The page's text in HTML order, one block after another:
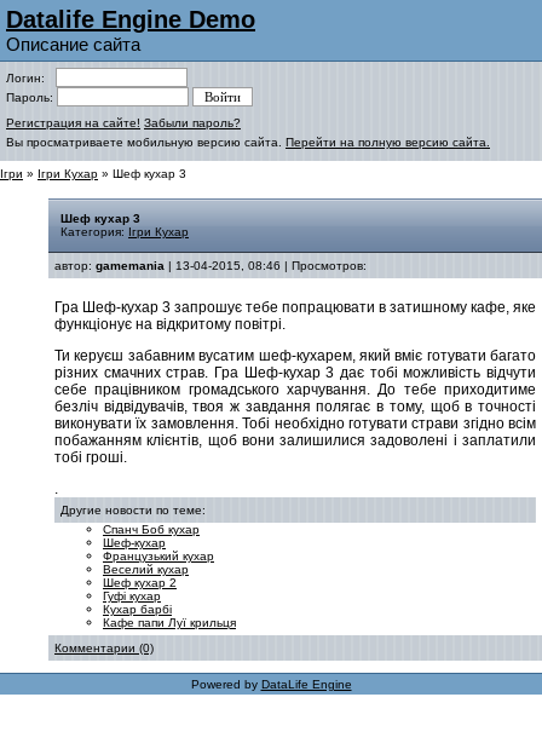
Datalife Engine Demo
Описание сайта
Логин:
Пароль:
Регистрация на сайте! Забыли пароль?
Вы просматриваете мобильную версию сайта. Перейти на полную версию сайта.
Ігри » Ігри Кухар » Шеф кухар 3
Шеф кухар 3
Категория: Ігри Кухар
автор: gamemania | 13-04-2015, 08:46 | Просмотров:
Гра Шеф-кухар 3 запрошує тебе попрацювати в затишному кафе, яке
функціонує на відкритому повітрі.
Ти керуєш забавним вусатим шеф-кухарем, який вміє готувати багато
різних смачних страв. Гра Шеф-кухар 3 дає тобі можливість відчути
себе працівником громадського харчування. До тебе приходитиме
безліч відвідувачів, твоя ж завдання полягає в тому, щоб в точності
виконувати їх замовлення. Тобі необхідно готувати страви згідно всім
побажанням клієнтів, щоб вони залишилися задоволені і заплатили
тобі гроші.
.
Другие новости по теме:
Спанч Боб кухар
Шеф-кухар
Французький кухар
Веселий кухар
Шеф кухар 2
Гуфі кухар
Кухар барбі
Кафе папи Луї крильця
Комментарии (0)
Powered by DataLife Engine